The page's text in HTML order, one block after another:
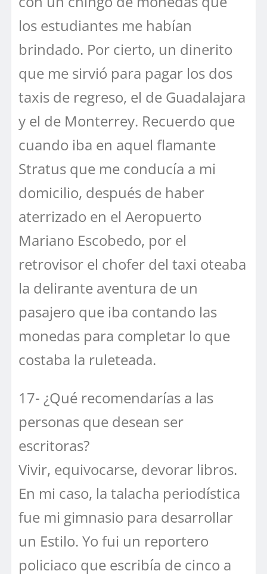
los estudiantes me habían
brindado. Por cierto, un dinerito
que me sirvió para pagar los dos
taxis de regreso, el de Guadalajara
y el de Monterrey. Recuerdo que
cuando iba en aquel flamante
Stratus que me conducía a mi
domicilio, después de haber
aterrizado en el Aeropuerto
Mariano Escobedo, por el
retrovisor el chofer del taxi oteaba
la delirante aventura de un
pasajero que iba contando las
monedas para completar lo que
costaba la ruleteada.
17- ¿Qué recomendarías a las
personas que desean ser
escritoras?
Vivir, equivocarse, devorar libros.
En mi caso, la talacha periodística
fue mi gimnasio para desarrollar
un Estilo. Yo fui un reportero
policiaco que escribía de cinco a